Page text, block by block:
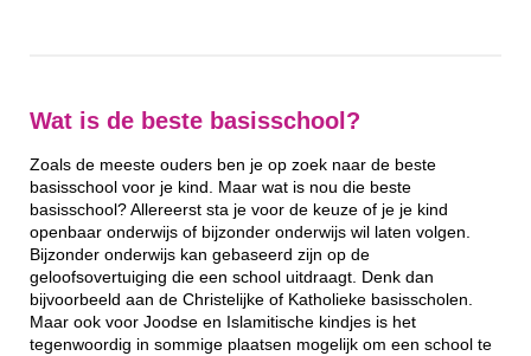
Wat is de beste basisschool?
Zoals de meeste ouders ben je op zoek naar de beste
basisschool voor je kind. Maar wat is nou die beste
basisschool? Allereerst sta je voor de keuze of je je kind
openbaar onderwijs of bijzonder onderwijs wil laten volgen.
Bijzonder onderwijs kan gebaseerd zijn op de
geloofsovertuiging die een school uitdraagt. Denk dan
bijvoorbeeld aan de Christelijke of Katholieke basisscholen.
Maar ook voor Joodse en Islamitische kindjes is het
tegenwoordig in sommige plaatsen mogelijk om een school te